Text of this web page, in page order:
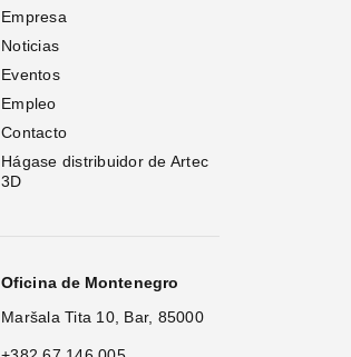
Empresa
Noticias
Eventos
Empleo
Contacto
Hágase distribuidor de Artec
3D
Oficina de Montenegro
Maršala Tita 10, Bar, 85000